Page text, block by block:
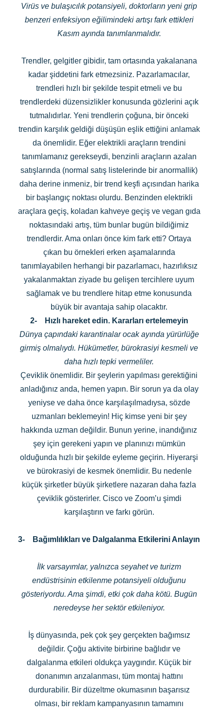
Virüs ve bulaşıcılık potansiyeli, doktorların yeni grip
benzeri enfeksiyon eğilimindeki artışı fark ettikleri
Kasım ayında tanımlanmalıdır.
Trendler, gelgitler gibidir, tam ortasında yakalanana
kadar şiddetini fark etmezsiniz. Pazarlamacılar,
trendleri hızlı bir şekilde tespit etmeli ve bu
trendlerdeki düzensizlikler konusunda gözlerini açık
tutmalıdırlar. Yeni trendlerin çoğuna, bir önceki
trendin karşılık geldiği düşüşün eşlik ettiğini anlamak
da önemlidir. Eğer elektrikli araçların trendini
tanımlamanız gerekseydi, benzinli araçların azalan
satışlarında (normal satış listelerinde bir anormallik)
daha derine inmeniz, bir trend keşfi açısından harika
bir başlangıç noktası olurdu. Benzinden elektrikli
araçlara geçiş, koladan kahveye geçiş ve vegan gıda
noktasındaki artış, tüm bunlar bugün bildiğimiz
trendlerdir. Ama onları önce kim fark etti? Ortaya
çıkan bu örnekleri erken aşamalarında
tanımlayabilen herhangi bir pazarlamacı, hazırlıksız
yakalanmaktan ziyade bu gelişen tercihlere uyum
sağlamak ve bu trendlere hitap etme konusunda
büyük bir avantaja sahip olacaktır.
2-
Hızlı hareket edin. Kararları ertelemeyin
Dünya çapındaki karantinalar ocak ayında yürürlüğe
girmiş olmalıydı. Hükümetler, bürokrasiyi kesmeli ve
daha hızlı tepki vermeliler.
Çeviklik önemlidir. Bir şeylerin yapılması gerektiğini
anladığınız anda, hemen yapın. Bir sorun ya da olay
yeniyse ve daha önce karşılaşılmadıysa, sözde
uzmanları beklemeyin! Hiç kimse yeni bir şey
hakkında uzman değildir. Bunun yerine, inandığınız
şey için gerekeni yapın ve planınızı mümkün
olduğunda hızlı bir şekilde eyleme geçirin. Hiyerarşi
ve bürokrasiyi de kesmek önemlidir. Bu nedenle
küçük şirketler büyük şirketlere nazaran daha fazla
çeviklik gösterirler. Cisco ve Zoom’u şimdi
karşılaştırın ve farkı görün.
3- Bağımlılıkları ve Dalgalanma Etkilerini Anlayın
İlk varsayımlar, yalnızca seyahet ve turizm
endüstrisinin etkilenme potansiyeli olduğunu
gösteriyordu. Ama şimdi, etki çok daha kötü. Bugün
neredeyse her sektör etkileniyor.
İş dünyasında, pek çok şey gerçekten bağımsız
değildir. Çoğu aktivite birbirine bağlıdır ve
dalgalanma etkileri oldukça yaygındır. Küçük bir
donanımın arızalanması, tüm montaj hattını
durdurabilir. Bir düzeltme okumasının başarısız
olması, bir reklam kampanyasının tamamını